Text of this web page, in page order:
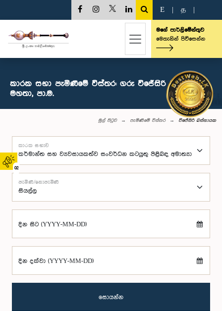
02
E த
මගේ පාර්ලිමේන්තුව
මෙතැනින් පිවිසෙන්න
කාරක සභා පැමිණීමේ විස්තර: ගරු විජේසිරි බස්නායක
මහතා, පා.ම.
මුල් පිටුව පැමිණීමේ විස්තර විජේසිරි බස්නායක
කාරක සභාව
පැමිණි/නොපැමිණි
දින සිට (YYYY-MM-DD)
දින දක්වා (YYYY-MM-DD)
සොයන්න